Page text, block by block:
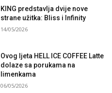
KING predstavlja dvije nove
strane užitka: Bliss i Infinity
14/05/2026
Ovog ljeta HELL ICE COFFEE Latte
dolaze sa porukama na
limenkama
06/05/2026